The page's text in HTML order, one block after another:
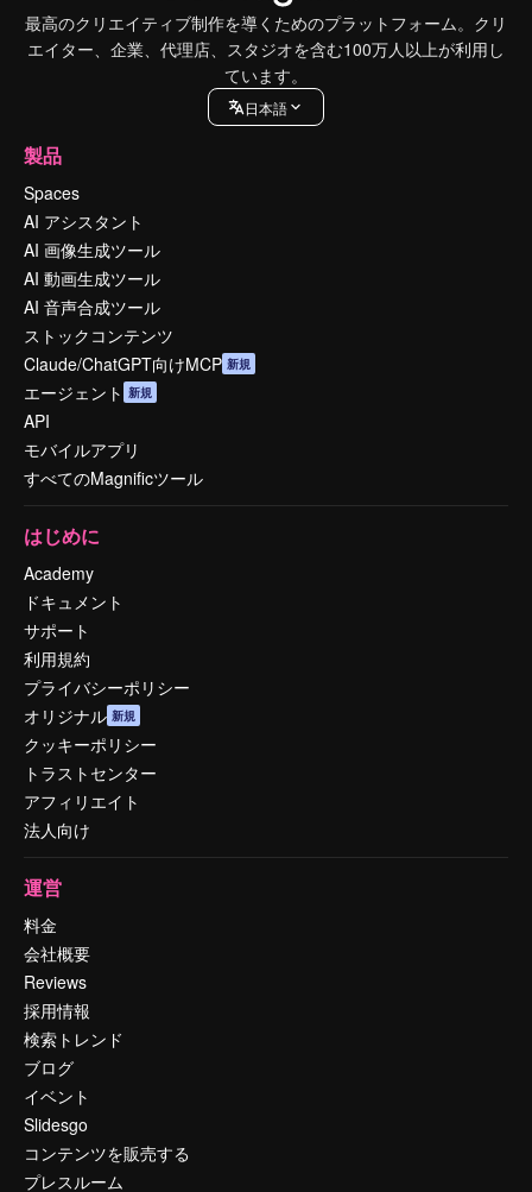
最高のクリエイティブ制作を導くためのプラットフォーム。クリ
エイター、企業、代理店、スタジオを含む100万人以上が利用し
ています。
日本語
製品
Spaces
AI アシスタント
AI 画像生成ツール
AI 動画生成ツール
AI 音声合成ツール
ストックコンテンツ
Claude/ChatGPT向けMCP 新規
エージェント 新規
API
モバイルアプリ
すべてのMagnificツール
はじめに
Academy
ドキュメント
サポート
利用規約
プライバシーポリシー
オリジナル 新規
クッキーポリシー
トラストセンター
アフィリエイト
法人向け
運営
料金
会社概要
Reviews
採用情報
検索トレンド
ブログ
イベント
Slidesgo
コンテンツを販売する
プレスルーム